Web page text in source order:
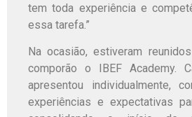
tem toda experiência e
essa tarefa.”
Na ocasião, estiveram
comporão o IBEF Academy.
apresentou individualmente,
experiências e expectativas